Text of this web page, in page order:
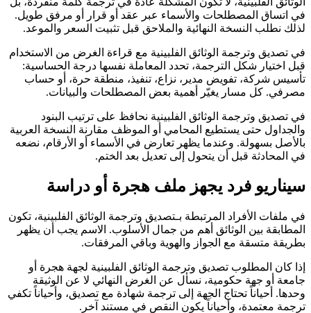
في اتساق المصطلحات والأسماء عبر عقد أو قرار أو مرفق طويل.
لذلك نطلب النسخة النهائية والملاحق قبل تثبيت السعر والموعد.
في تصديق وترجمة الوثائق الفلبينية مع قراءة الغرض من الاستخدام
قبل اختيار شكل الترجمة، تحدد المعاملة نفسها درجة الحساسية:
تأسيس شركة، تفويض مدير، نزاع، تنفيذ، منطقة حرة، أو حساب
مصرفي. كل مسار يغيّر أهمية بعض المصطلحات والبيانات.
في تصديق وترجمة الوثائق الفلبينية نحافظ على ترتيب البنود
والجداول حتى يستطيع المحامي أو الموظف مقارنة النسخة العربية
بالأصل بسهولة. وعندما يظهر تعارض في الأسماء أو الأرقام، نضعه
في المحادثة قبل أن يتحول إلى تعديل بعد الختم.
سيناريو فرد يجهز ملف هجرة أو دراسة
في ملفات الأفراد المرتبطة بـتصديق وترجمة الوثائق الفلبينية، تكون
المطابقة بين الوثائق أهم من جمال الأسلوب. الاسم يجب أن يظهر
بطريقة متسقة مع الجواز والهوية وباقي المرفقات.
إذا كان المطلوب تصديق وترجمة الوثائق الفلبينية لجهة هجرة أو
جامعة أو جهة حكومية، نسأل عن الغرض النهائي لا عن الوثيقة
وحدها. أحياناً تحتاج الجهة إلى ترجمة شهادة مع تصديق، وأحياناً تكفي
ترجمة معتمدة، وأحياناً يكون النقص في مستند آخر.